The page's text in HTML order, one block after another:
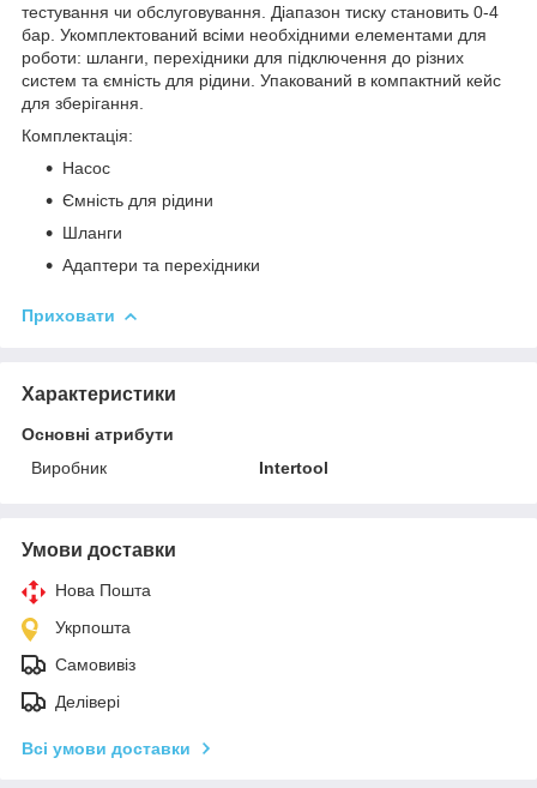
тестування чи обслуговування. Діапазон тиску становить 0-4
бар. Укомплектований всіми необхідними елементами для
роботи: шланги, перехідники для підключення до різних
систем та ємність для рідини. Упакований в компактний кейс
для зберігання.
Комплектація:
Насос
Ємність для рідини
Шланги
Адаптери та перехідники
Приховати
Характеристики
Основні атрибути
Виробник
Intertool
Умови доставки
Нова Пошта
Укрпошта
Самовивіз
Делівері
Всі умови доставки